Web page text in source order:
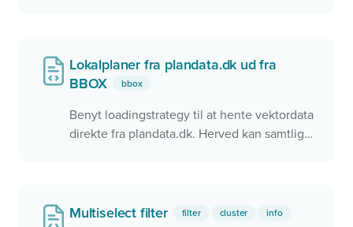
række i tabellen og zoome hen til objektet i
kortet.
Lokalplaner fra plandata.dk ud fra
BBOX
bbox
Benyt loadingstrategy til at hente vektordata
direkte fra plandata.dk. Herved kan samtlige
Multiselect filter filter cluster info